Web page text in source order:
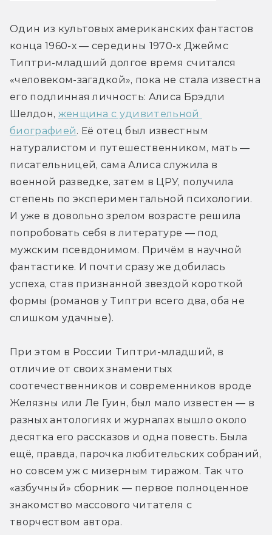
Один из культовых американских фантастов
конца 1960-х — середины 1970-х Джеймс
Типтри-младший долгое время считался
«человеком-загадкой», пока не стала известна
его подлинная личность: Алиса Брэдли
Шелдон, женщина с удивительной
биографией. Её отец был известным
натуралистом и путешественником, мать —
писательницей, сама Алиса служила в
военной разведке, затем в ЦРУ, получила
степень по экспериментальной психологии.
И уже в довольно зрелом возрасте решила
попробовать себя в литературе — под
мужским псевдонимом. Причём в научной
фантастике. И почти сразу же добилась
успеха, став признанной звездой короткой
формы (романов у Типтри всего два, оба не
слишком удачные).
При этом в России Типтри-младший, в
отличие от своих знаменитых
соотечественников и современников вроде
Желязны или Ле Гуин, был мало известен — в
разных антологиях и журналах вышло около
десятка его рассказов и одна повесть. Была
ещё, правда, парочка любительских собраний,
но совсем уж с мизерным тиражом. Так что
«азбучный» сборник — первое полноценное
знакомство массового читателя с
творчеством автора.